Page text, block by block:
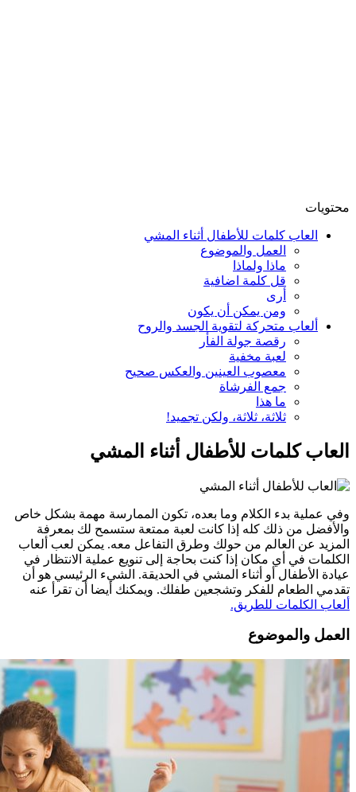
محتويات
العاب كلمات للأطفال أثناء المشي
العمل والموضوع
ماذا ولماذا
قل كلمة اضافية
أرى
ومن يمكن أن يكون
ألعاب متحركة لتقوية الجسد والروح
رقصة جولة الفأر
لعبة مخفية
معصوب العينين والعكس صحيح
جمع الفرشاة
ما هذا
ثلاثة، ثلاثة، ولكن تجميد!
العاب كلمات للأطفال أثناء المشي
وفي عملية بدء الكلام وما بعده، تكون الممارسة مهمة بشكل خاص
والأفضل من ذلك كله إذا كانت لعبة ممتعة ستسمح لك بمعرفة
المزيد عن العالم من حولك وطرق التفاعل معه. يمكن لعب ألعاب
الكلمات في أي مكان إذا كنت بحاجة إلى تنويع عملية الانتظار في
عيادة الأطفال أو أثناء المشي في الحديقة. الشيء الرئيسي هو أن
تقدمي الطعام للفكر وتشجعين طفلك. ويمكنك أيضا أن تقرأ عنه
ألعاب الكلمات للطريق.
العمل والموضوع